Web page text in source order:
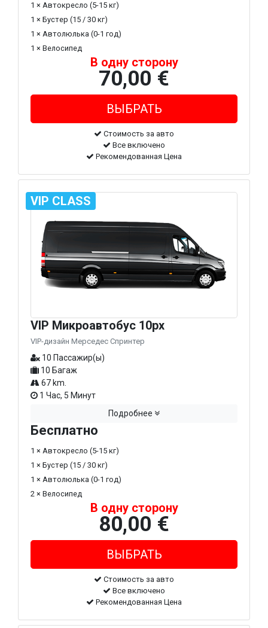
1 × Автокресло (5-15 кг)
1 × Бустер (15 / 30 кг)
1 × Автолюлька (0-1 год)
1 × Велосипед
В одну сторону
70,00 €
Стоимость за авто
Все включено
Рекомендованная Цена
VIP CLASS
VIP Микроавтобус 10px
VIP-дизайн Мерседес Спринтер
10 Пассажир(ы)
10 Багаж
67 km.
1 Час, 5 Минут
Подробнее
Бесплатно
1 × Автокресло (5-15 кг)
1 × Бустер (15 / 30 кг)
1 × Автолюлька (0-1 год)
2 × Велосипед
В одну сторону
80,00 €
Стоимость за авто
Все включено
Рекомендованная Цена